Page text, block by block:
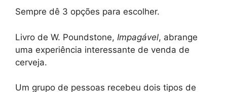
Sempre dê 3 opções para escolher.
Livro de W. Poundstone, Impagável, abrange
uma experiência interessante de venda de
cerveja.
Um grupo de pessoas recebeu dois tipos de